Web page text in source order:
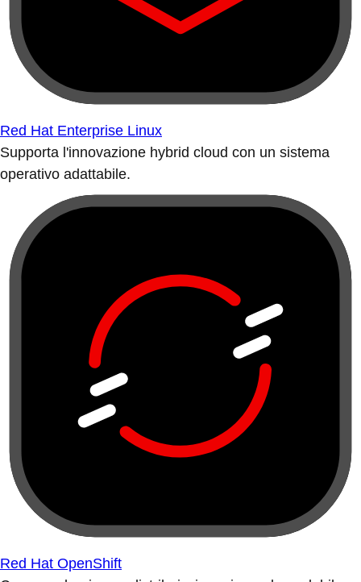
Red Hat Enterprise Linux
Supporta l'innovazione hybrid cloud con un sistema
operativo adattabile.
Red Hat OpenShift